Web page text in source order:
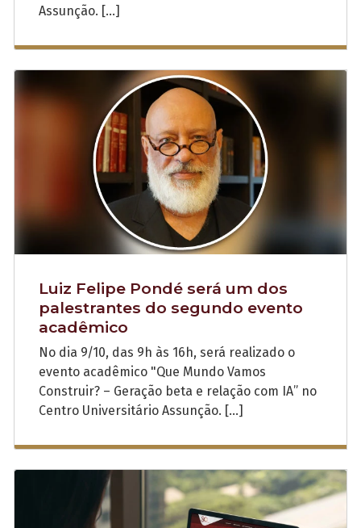
Assunção. […]
Luiz Felipe Pondé será um dos
palestrantes do segundo evento
acadêmico
No dia 9/10, das 9h às 16h, será realizado o
evento acadêmico "Que Mundo Vamos
Construir? – Geração beta e relação com IA” no
Centro Universitário Assunção. […]